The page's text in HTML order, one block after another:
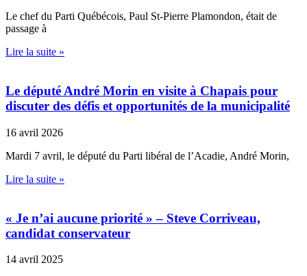
Le chef du Parti Québécois, Paul St-Pierre Plamondon, était de
passage à
Lire la suite »
Le député André Morin en visite à Chapais pour
discuter des défis et opportunités de la municipalité
16 avril 2026
Mardi 7 avril, le député du Parti libéral de l’Acadie, André Morin,
Lire la suite »
« Je n’ai aucune priorité » – Steve Corriveau,
candidat conservateur
14 avril 2025